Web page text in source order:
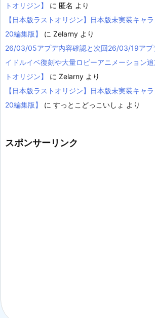
トオリジン】
に 匿名 より
【日本版ラストオリジン】日本版未実装キャ
20編集版】
に Zelarny より
26/03/05アプデ内容確認と次回26/03/19アプ
イドルイベ復刻や大量ロビーアニメーション
トオリジン】
に Zelarny より
【日本版ラストオリジン】日本版未実装キャ
20編集版】
に すっとこどっこいしょ より
スポンサーリンク